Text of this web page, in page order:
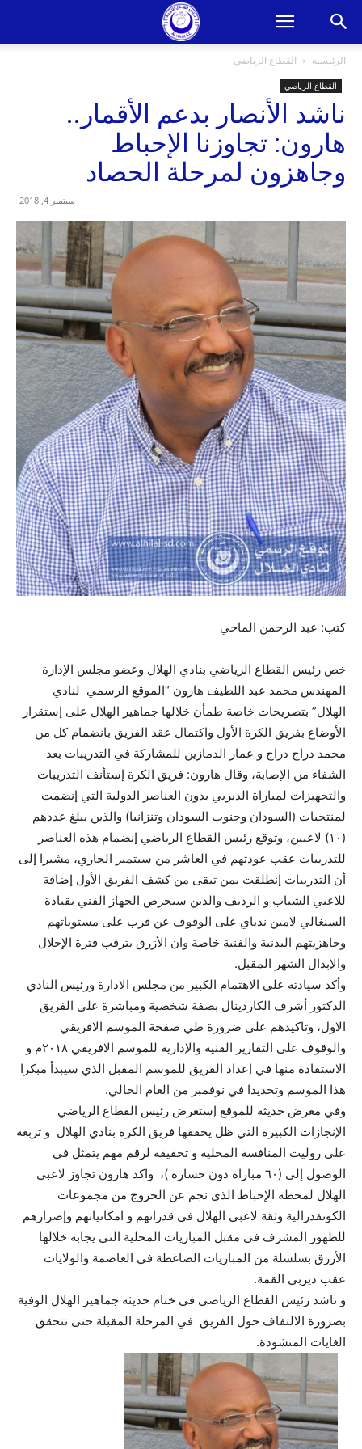
الرئيسية القطاع الرياضي
القطاع الرياضي
ناشد الأنصار بدعم الأقمار..
هارون: تجاوزنا الإحباط
وجاهزون لمرحلة الحصاد
سبتمبر 4, 2018
كتب: عبد الرحمن الماحي
خص رئيس القطاع الرياضي بنادي الهلال وعضو مجلس الإدارة
المهندس محمد عبد اللطيف هارون “الموقع الرسمي لنادي
الهلال” بتصريحات خاصة طمأن خلالها جماهير الهلال على إستقرار
الأوضاع بفريق الكرة الأول واكتمال عقد الفريق بانضمام كل من
محمد دراج دراج و عمار الدمازين للمشاركة في التدريبات بعد
الشفاء من الإصابة، وقال هارون: فريق الكرة إستأنف التدريبات
والتجهيزات لمباراة الديربي بدون العناصر الدولية التي إنضمت
لمنتخبات (السودان وجنوب السودان وتنزانيا) والذين يبلغ عددهم
(١٠) لاعبين، وتوقع رئيس القطاع الرياضي إنضمام هذه العناصر
للتدريبات عقب عودتهم في العاشر من سبتمبر الجاري، مشيرا إلى
أن التدريبات إنطلقت بمن تبقى من كشف الفريق الأول إضافة
للاعبي الشباب و الرديف والذين سيحرص الجهاز الفني بقيادة
السنغالي لامين ندياي على الوقوف عن قرب على مستوياتهم
وجاهزيتهم البدنية والفنية خاصة وان الأزرق يترقب فترة الإحلال
والإبدال الشهر المقبل.
وأكد سيادته على الاهتمام الكبير من مجلس الادارة ورئيس النادي
الدكتور أشرف الكاردينال بصفة شخصية ومباشرة على الفريق
الاول، وتاكيدهم على ضرورة طي صفحة الموسم الافريقي
والوقوف على التقارير الفنية والإدارية للموسم الافريقي ٢٠١٨م و
الاستفادة منها في إعداد الفريق للموسم المقبل الذي سيبدأ مبكرا
هذا الموسم وتحديدا في نوفمبر من العام الحالي.
وفي معرض حديثه للموقع إستعرض رئيس القطاع الرياضي
الإنجازات الكبيرة التي ظل يحققها فريق الكرة بنادي الهلال و تربعه
على روليت المنافسة المحليه و تحقيقه لرقم مهم يتمثل في
الوصول إلى (٦٠ مباراة دون خسارة )، واكد هارون تجاوز لاعبي
الهلال لمحطة الإحباط الذي نجم عن الخروج من مجموعات
الكونفدرالية وثقة لاعبي الهلال في قدراتهم و امكانياتهم وإصرارهم
للظهور المشرف في مقبل المباريات المحلية التي يجابه خلالها
الأزرق بسلسلة من المباريات الضاغطة في العاصمة والولايات
عقب ديربي القمة.
و ناشد رئيس القطاع الرياضي في ختام حديثه جماهير الهلال الوفية
بضرورة الالتفاف حول الفريق في المرحلة المقبلة حتى تتحقق
الغايات المنشودة.